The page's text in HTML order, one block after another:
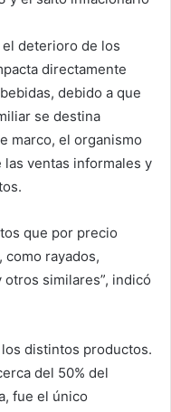
deterioro de los
directamente
debido a que
se destina
marco, el organismo
ventas informales y
que por precio
rayados,
similares”, indicó
distintos productos.
del 50% del
fue el único